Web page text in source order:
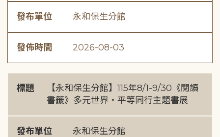
發布單位 永和保生分館
發佈時間 2026-08-03
標題
【永和保生分館】115年8/1-9/30《閱讀
書籤》多元世界・平等同行主題書展
發布單位 永和保生分館